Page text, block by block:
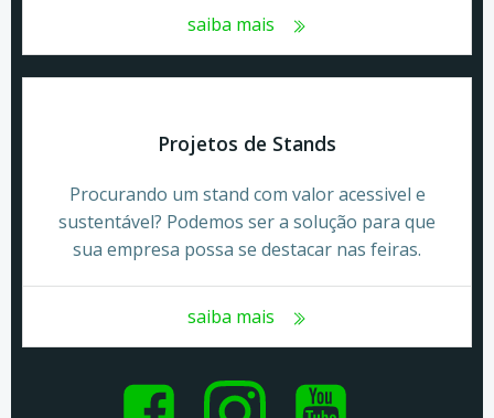
saiba mais
Projetos de Stands
Procurando um stand com valor acessivel e
sustentável? Podemos ser a solução para que
sua empresa possa se destacar nas feiras.
saiba mais